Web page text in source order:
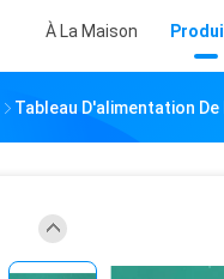
À La Maison
Tableau D'alimentation